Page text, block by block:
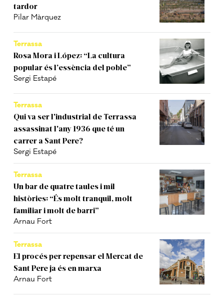
tardor
Pilar Màrquez
Terrassa
Rosa Mora i López: “La cultura
popular és l’essència del poble”
Sergi Estapé
Terrassa
Qui va ser l'industrial de Terrassa
assassinat l'any 1936 que té un
carrer a Sant Pere?
Sergi Estapé
Terrassa
Un bar de quatre taules i mil
històries: “És molt tranquil, molt
familiar i molt de barri”
Arnau Fort
Terrassa
El procés per repensar el Mercat de
Sant Pere ja és en marxa
Arnau Fort